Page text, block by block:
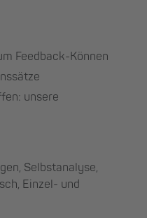
Feedback-Können
unsere
Selbstanalyse,
Einzel- und